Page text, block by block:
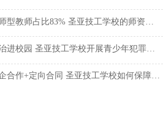
校企合作+定向合同 圣亚技工学校如何保障学生就业无忧